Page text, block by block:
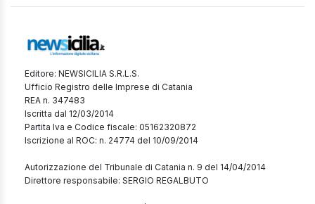
Editore: NEWSICILIA S.R.L.S.
Ufficio Registro delle Imprese di Catania
REA n. 347483
Iscritta dal 12/03/2014
Partita Iva e Codice fiscale: 05162320872
Iscrizione al ROC: n. 24774 del 10/09/2014
Autorizzazione del Tribunale di Catania n. 9 del 14/04/2014
Direttore responsabile: SERGIO REGALBUTO